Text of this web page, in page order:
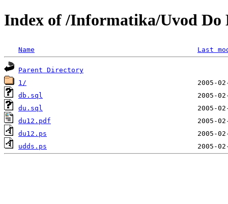
Index of /Informatika/Uvod Do
Name Last
Parent Directory
1/
db.sql
du.sql
du12.pdf
du12.ps
udds.ps